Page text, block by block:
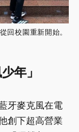
回校園重新開始。
年」
牙麥克風在電
創下超高營業